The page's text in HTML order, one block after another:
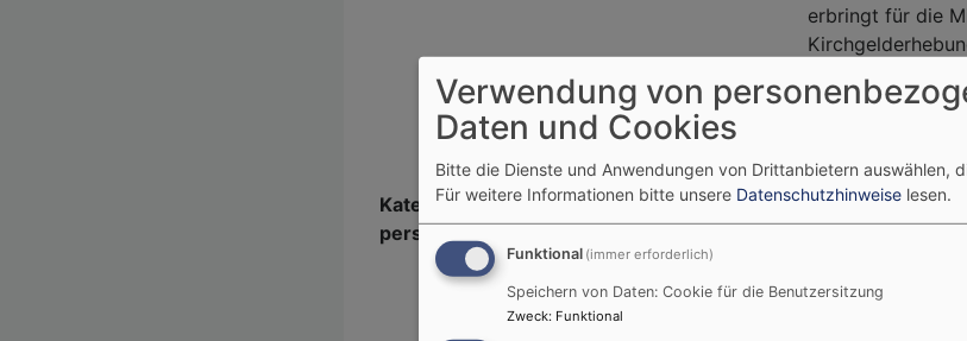
erbringt für die
3 Abs. 2
der ELKB
zur Erfüllung
gemäß § 6 Nr. 3
Kategorien und Herkunft der
personenbezogenen Daten
Die ELKB erhält
gemäß § 42
Namen,
gesetzlichem
Verwendung von
Daten und Cookies
Bitte die Dienste und Anwendungen von Drittanbietern auswählen,
Für weitere Informationen bitte unsere Datenschutzhinweise lesen.
Funktional (immer erforderlich)
Speichern von Daten: Cookie für die Benutzersitzung
Zweck: Funktional